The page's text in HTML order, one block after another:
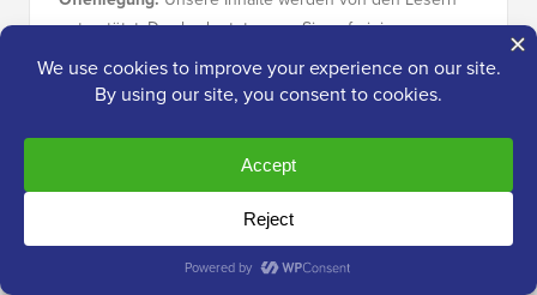
unterstützt. Das bedeutet, wenn Sie auf einige unserer
Links klicken, können wir eine Provision verdienen.
Sehen Sie, wie WPBeginner finanziert wird, warum das
unserRedaktionsprozess.
Über das Redaktionsteam